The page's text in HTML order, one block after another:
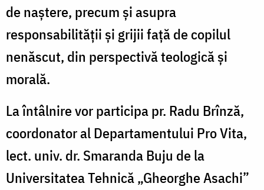
de naștere, precum și asupra
responsabilității și grijii față de copilul
nenăscut, din perspectivă teologică și
morală.
La întâlnire vor participa pr. Radu Brînză,
coordonator al Departamentului Pro Vita,
lect. univ. dr. Smaranda Buju de la
Universitatea Tehnică „Gheorghe Asachi”